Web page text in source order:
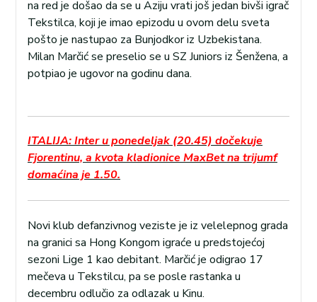
na red je došao da se u Aziju vrati još jedan bivši igrač
Tekstilca, koji je imao epizodu u ovom delu sveta
pošto je nastupao za Bunjodkor iz Uzbekistana.
Milan Marčić se preselio se u SZ Juniors iz Šenžena, a
potpiao je ugovor na godinu dana.
ITALIJA: Inter u ponedeljak (20.45) dočekuje
Fjorentinu, a kvota kladionice MaxBet na trijumf
domaćina je 1.50.
Novi klub defanzivnog veziste je iz velelepnog grada
na granici sa Hong Kongom igraće u predstojećoj
sezoni Lige 1 kao debitant. Marčić je odigrao 17
mečeva u Tekstilcu, pa se posle rastanka u
decembru odlučio za odlazak u Kinu.